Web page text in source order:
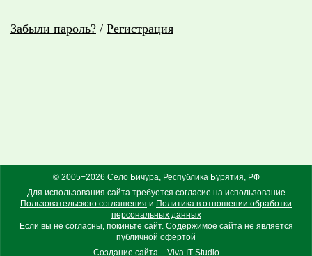
Забыли пароль? / Регистрация
© 2005−2026 Село Бичура, Республика Бурятия, РФ
Для использования сайта требуется согласие на использование
Пользовательского соглашения и Политика в отношении обработки
персональных данных
Если вы не согласны, покиньте сайт. Содержимое сайта не является
публичной офертой
Создание сайта
Viva IT Studio